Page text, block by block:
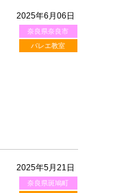
2025年6月06日
奈良県奈良市
バレエ教室
2025年5月21日
奈良県斑鳩町